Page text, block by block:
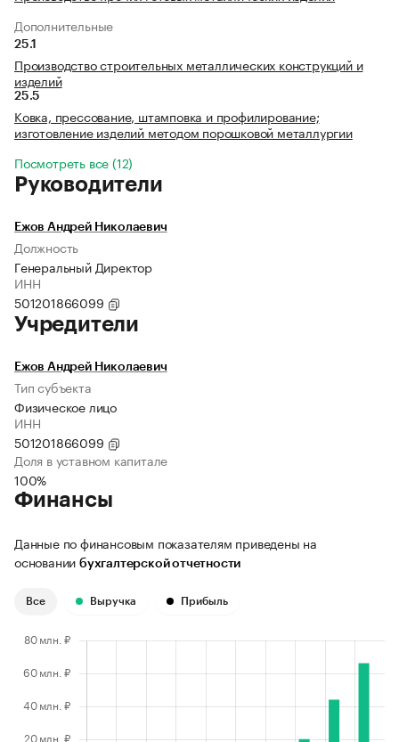
Дополнительные
25.1
Производство строительных металлических конструкций и
изделий
25.5
Ковка, прессование, штамповка и профилирование;
изготовление изделий методом порошковой металлургии
Посмотреть все (12)
Руководители
Ежов Андрей Николаевич
Должность
Генеральный Директор
ИНН
501201866099
Учредители
Ежов Андрей Николаевич
Тип субъекта
Физическое лицо
ИНН
501201866099
Доля в уставном капитале
100%
Финансы
Данные по финансовым показателям приведены на
основании бухгалтерской отчетности
Все Выручка Прибыль